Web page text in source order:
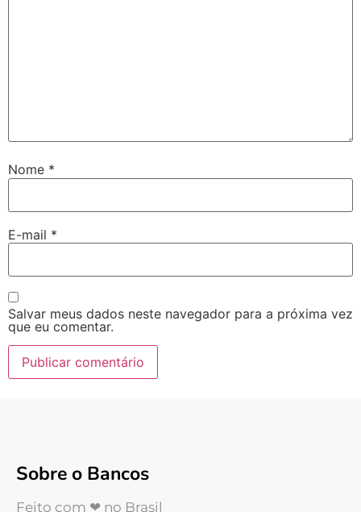
Nome *
E-mail *
Salvar meus dados neste navegador para a próxima vez
que eu comentar.
Sobre o Bancos
Feito com ❤ no Brasil